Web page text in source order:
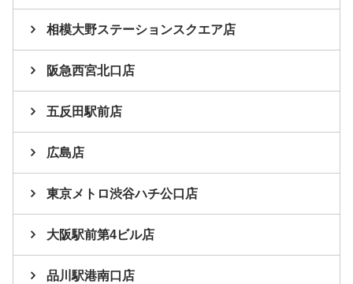
相模大野ステーションスクエア店
阪急西宮北口店
五反田駅前店
広島店
東京メトロ渋谷ハチ公口店
大阪駅前第4ビル店
品川駅港南口店